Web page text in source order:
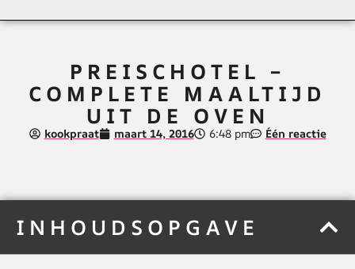
PREISCHOTEL –
COMPLETE MAALTIJD
UIT DE OVEN
kookpraat maart 14, 2016 6:48 pm Één reactie
INHOUDSOPGAVE